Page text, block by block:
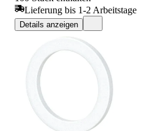
Lieferung bis 1-2 Arbeitstage
Details anzeigen